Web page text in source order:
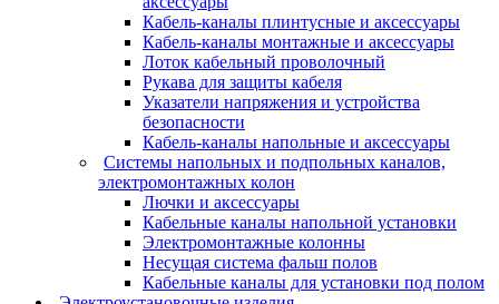
Кабель-каналы плинтусные и аксессуары
Кабель-каналы монтажные и аксессуары
Лоток кабельный проволочный
Рукава для защиты кабеля
Указатели напряжения и устройства
безопасности
Кабель-каналы напольные и аксессуары
Системы напольных и подпольных каналов,
электромонтажных колон
Лючки и аксессуары
Кабельные каналы напольной установки
Электромонтажные колонны
Несущая система фальш полов
Кабельные каналы для установки под полом